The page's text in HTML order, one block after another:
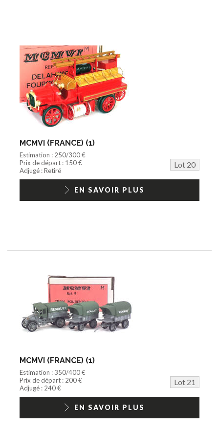
MCMVI (FRANCE) (1)
Estimation : 250/300 €
Prix de départ : 150 €
Lot 20
Adjugé : Retiré
EN SAVOIR PLUS
MCMVI (FRANCE) (1)
Estimation : 350/400 €
Prix de départ : 200 €
Lot 21
Adjugé : 240 €
EN SAVOIR PLUS